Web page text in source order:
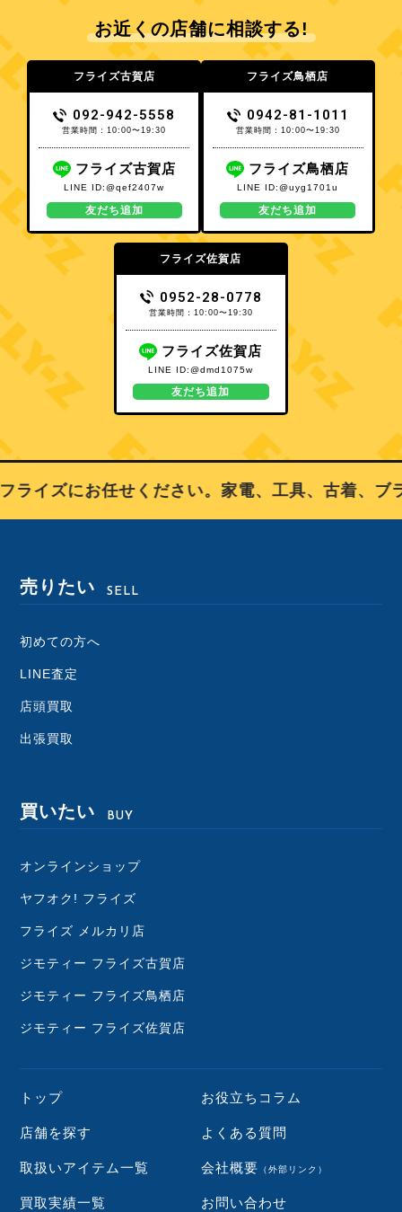
お近くの店舗に相談する!
フライズ古賀店
092-942-5558
営業時間：10:00〜19:30
フライズ古賀店
LINE ID:@qef2407w
友だち追加
フライズ鳥栖店
0942-81-1011
営業時間：10:00〜19:30
フライズ鳥栖店
LINE ID:@uyg1701u
友だち追加
フライズ佐賀店
0952-28-0778
営業時間：10:00〜19:30
フライズ佐賀店
LINE ID:@dmd1075w
友だち追加
ズにお任せください。家電、工具、古着、ブ
売りたい SELL
初めての方へ
LINE査定
店頭買取
出張買取
買いたい BUY
オンラインショップ
ヤフオク! フライズ
フライズ メルカリ店
ジモティー フライズ古賀店
ジモティー フライズ鳥栖店
ジモティー フライズ佐賀店
トップ
店舗を探す
取扱いアイテム一覧
買取実績一覧
お役立ちコラム
よくある質問
会社概要 （外部リンク）
お問い合わせ